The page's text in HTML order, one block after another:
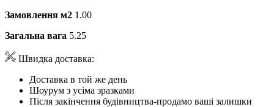
Замовлення м2 1.00
Загальна вага 5.25
Швидка доставка:
Доставка в той же день
Шоурум з усіма зразками
Після закінчення будівництва-продамо ваші залишки